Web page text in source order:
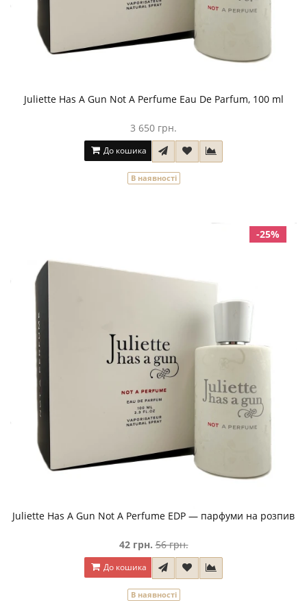
Juliette Has A Gun Not A Perfume Eau De Parfum, 100 ml
3 650 грн.
До кошика
В наявності
-25%
Juliette Has A Gun Not A Perfume EDP — парфуми на розпив
42 грн. 56 грн.
До кошика
В наявності